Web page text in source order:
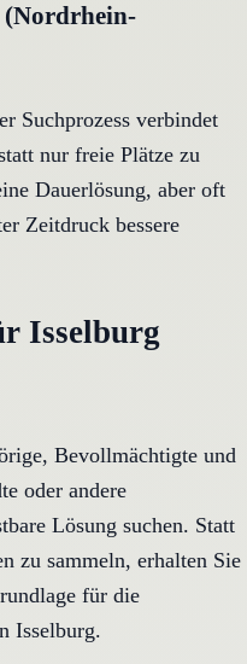
(Nordrhein-
Suchprozess verbindet
nur freie Plätze zu
Dauerlösung, aber oft
Zeitdruck bessere
Isselburg
Bevollmächtigte und
oder andere
Lösung suchen. Statt
zu sammeln, erhalten Sie
für die
Isselburg.